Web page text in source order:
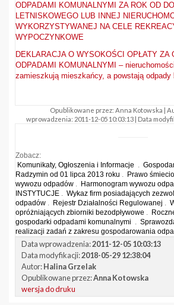
ODPADAMI KOMUNALNYMI ZA ROK OD
LETNISKOWEGO LUB INNEJ
WYKORZYSTYWANEJ NA CELE
WYPOCZYNKOWE
DEKLARACJA O WYSOKOŚCI OPŁATY ZA
ODPADAMI KOMUNALNYMI –
zamieszkują mieszkańcy, a powstają odpady
Opublikowane przez: Anna Kotowska |
wprowadzenia: 2011-12-05 10:03:13 | Data
Zobacz:
Komunikaty, Ogłoszenia i Informacje .
Radzymin od 01 lipca 2013 roku . Prawo
wywozu odpadów . Harmonogram wywozu
INSTYTUCJE . Wykaz firm posiadających
odpadów . Rejestr Działalności Regulowanej .
opróżniających zbiorniki bezodpływowe .
gospodarki odpadami komunalnymi .
realizacji zadań z zakresu gospodarowania
Data wprowadzenia:2011-12-05 10:03:13
Data modyfikacji:2018-05-29 12:38:04
Autor:Halina Grzelak
Opublikowane przez:Anna Kotowska
wersja do druku